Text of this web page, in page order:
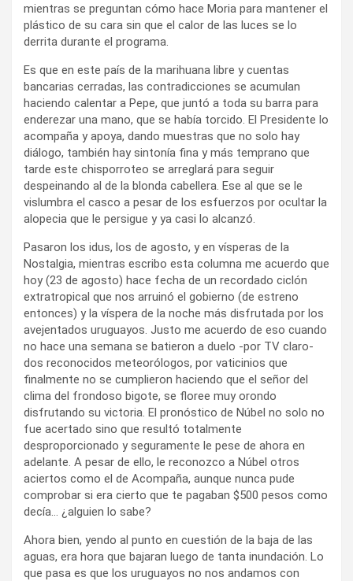
mientras se preguntan cómo hace Moria para mantener el
plástico de su cara sin que el calor de las luces se lo
derrita durante el programa.
Es que en este país de la marihuana libre y cuentas
bancarias cerradas, las contradicciones se acumulan
haciendo calentar a Pepe, que juntó a toda su barra para
enderezar una mano, que se había torcido. El Presidente lo
acompaña y apoya, dando muestras que no solo hay
diálogo, también hay sintonía fina y más temprano que
tarde este chisporroteo se arreglará para seguir
despeinando al de la blonda cabellera. Ese al que se le
vislumbra el casco a pesar de los esfuerzos por ocultar la
alopecia que le persigue y ya casi lo alcanzó.
Pasaron los idus, los de agosto, y en vísperas de la
Nostalgia, mientras escribo esta columna me acuerdo que
hoy (23 de agosto) hace fecha de un recordado ciclón
extratropical que nos arruinó el gobierno (de estreno
entonces) y la víspera de la noche más disfrutada por los
avejentados uruguayos. Justo me acuerdo de eso cuando
no hace una semana se batieron a duelo -por TV claro-
dos reconocidos meteorólogos, por vaticinios que
finalmente no se cumplieron haciendo que el señor del
clima del frondoso bigote, se floree muy orondo
disfrutando su victoria. El pronóstico de Núbel no solo no
fue acertado sino que resultó totalmente
desproporcionado y seguramente le pese de ahora en
adelante. A pesar de ello, le reconozco a Núbel otros
aciertos como el de Acompaña, aunque nunca pude
comprobar si era cierto que te pagaban $500 pesos como
decía… ¿alguien lo sabe?
Ahora bien, yendo al punto en cuestión de la baja de las
aguas, era hora que bajaran luego de tanta inundación. Lo
que pasa es que los uruguayos no nos andamos con